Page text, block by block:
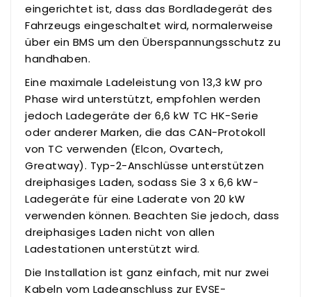
eingerichtet ist, dass das Bordladegerät des
Fahrzeugs eingeschaltet wird, normalerweise
über ein BMS um den Überspannungsschutz zu
handhaben.
Eine maximale Ladeleistung von 13,3 kW pro
Phase wird unterstützt, empfohlen werden
jedoch Ladegeräte der 6,6 kW TC HK-Serie
oder anderer Marken, die das CAN-Protokoll
von TC verwenden (Elcon, Ovartech,
Greatway). Typ-2-Anschlüsse unterstützen
dreiphasiges Laden, sodass Sie 3 x 6,6 kW-
Ladegeräte für eine Laderate von 20 kW
verwenden können. Beachten Sie jedoch, dass
dreiphasiges Laden nicht von allen
Ladestationen unterstützt wird.
Die Installation ist ganz einfach, mit nur zwei
Kabeln vom Ladeanschluss zur EVSE-